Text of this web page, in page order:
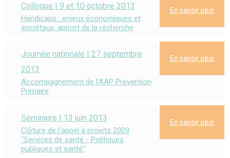
Colloque | 9 et 10 octobre 2013
Handicaps : enjeux économiques et
sociétaux, apport de la recherche
En savoir plus
Journée nationale | 27 septembre
2013
Accompagnement de l’AAP Prévention
Primaire
En savoir plus
Séminaire | 13 juin 2013
Clôture de l'appel à projets 2009
"Services de santé - Politiques
publiques et santé"
En savoir plus